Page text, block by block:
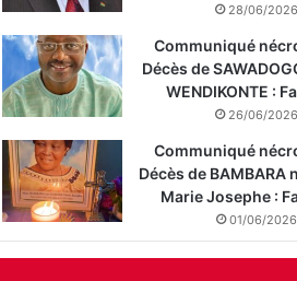
28/06/2026
Communiqué
Décès de
WENDIKONTE :
26/06/2026
Communiqué
Décès de BAMBARA
Marie Josephe :
01/06/2026